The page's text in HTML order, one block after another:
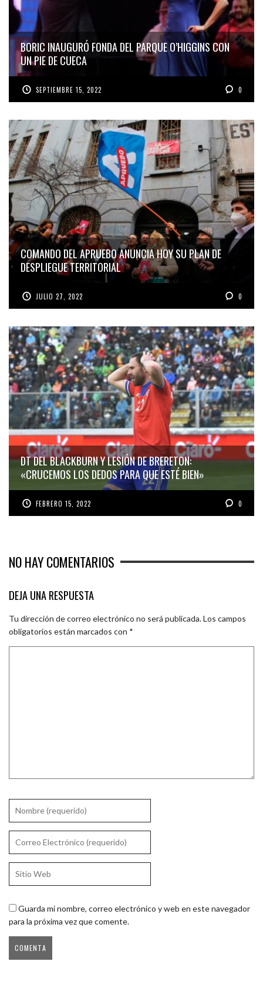
BORIC INAUGURÓ FONDA DEL PARQUE O’HIGGINS CON
UN PIE DE CUECA
SEPTIEMBRE 15, 2022 0
COMANDO DEL APRUEBO ANUNCIA HOY SU PLAN DE
DESPLIEGUE TERRITORIAL
JULIO 27, 2022 0
DT DEL BLACKBURN Y LESIÓN DE BRERETON:
«CRUCEMOS LOS DEDOS PARA QUE ESTÉ BIEN»
FEBRERO 15, 2022 0
NO HAY COMENTARIOS
DEJA UNA RESPUESTA
Tu dirección de correo electrónico no será publicada.Los campos
obligatorios están marcados con *
Guarda mi nombre, correo electrónico y web en este navegador
para la próxima vez que comente.